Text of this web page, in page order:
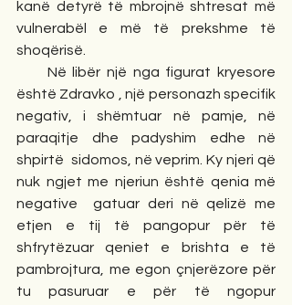
kanë detyrë të mbrojnë shtresat më
vulnerabël e më të prekshme të
shoqërisë.
Në libër një nga figurat kryesore
është Zdravko , një personazh specifik
negativ, i shëmtuar në pamje, në
paraqitje dhe padyshim edhe në
shpirtë  sidomos, në veprim. Ky njeri që
nuk ngjet me njeriun është qenia më
negative  gatuar deri në qelizë me
etjen e tij të pangopur për të
shfrytëzuar qeniet e brishta e të
pambrojtura, me egon çnjerëzore për
tu pasuruar e për të ngopur